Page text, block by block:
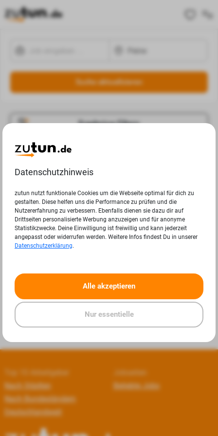
Suche aktualisieren
Ergebnisse Filtern
Jobangebote
Deine Suchanfrage in Peine ergab leider keine Ergebnisse.
Top 10 Arbeitgeber
Nach Städten
Nach Bundesländern
Deutschlandweit
Jobseiten
Beliebte Jobs
Datenschutzhinweis
zutun nutzt funktionale Cookies um die Webseite optimal für dich zu
gestalten. Diese helfen uns die Performance zu prüfen und die
Nutzererfahrung zu verbessern. Ebenfalls dienen sie dazu dir auf
Drittseiten personalisierte Werbung anzuzeigen und für anonyme
Statistikzwecke. Deine Einwilligung ist freiwillig und kann jederzeit
angepasst oder widerrufen werden. Weitere Infos findest Du in unserer
Datenschutzerklärung.
Alle akzeptieren
Nur essentielle